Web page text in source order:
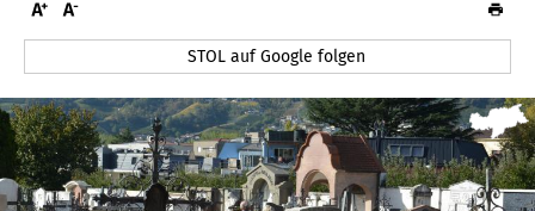
STOL auf Google folgen